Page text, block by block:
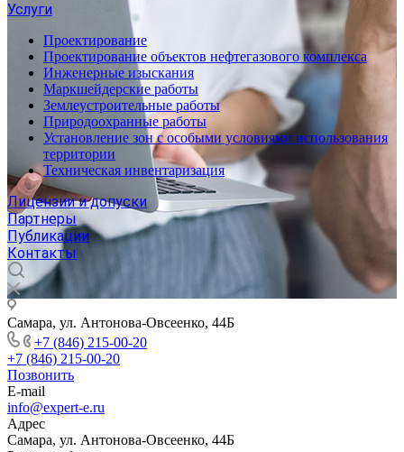
Услуги
Проектирование
Проектирование объектов нефтегазового комплекса
Инженерные изыскания
Маркшейдерские работы
Землеустроительные работы
Природоохранные работы
Установление зон с особыми условиями использования
территории
Техническая инвентаризация
Лицензии и допуски
Партнеры
Публикации
Контакты
Самара, ул. Антонова-Овсеенко, 44Б
+7 (846) 215-00-20
+7 (846) 215-00-20
Позвонить
E-mail
info@expert-e.ru
Адрес
Самара, ул. Антонова-Овсеенко, 44Б